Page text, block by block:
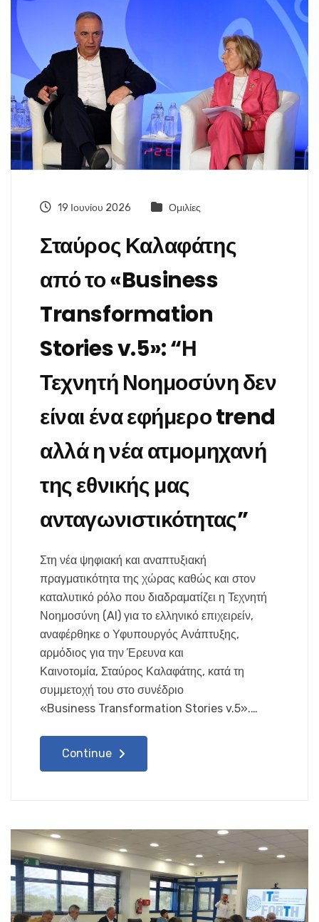
19 Ιουνίου 2026 Ομιλίες
Σταύρος Καλαφάτης
από το «Business
Transformation
Stories v.5»: “Η
Τεχνητή Νοημοσύνη δεν
είναι ένα εφήμερο trend
αλλά η νέα ατμομηχανή
της εθνικής μας
ανταγωνιστικότητας”
Στη νέα ψηφιακή και αναπτυξιακή
πραγματικότητα της χώρας καθώς και στον
καταλυτικό ρόλο που διαδραματίζει η Τεχνητή
Νοημοσύνη (AI) για το ελληνικό επιχειρείν,
αναφέρθηκε ο Υφυπουργός Ανάπτυξης,
αρμόδιος για την Έρευνα και
Καινοτομία, Σταύρος Καλαφάτης, κατά τη
συμμετοχή του στο συνέδριο
«Business Transformation Stories v.5».…
Continue